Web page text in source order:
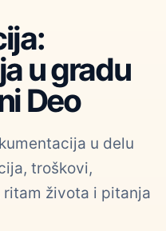
u gradu
Deo
u delu
troškovi,
života i pitanja